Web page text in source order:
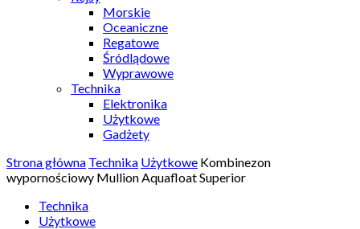
Morskie
Oceaniczne
Regatowe
Śródlądowe
Wyprawowe
Technika
Elektronika
Użytkowe
Gadżety
Strona główna Technika Użytkowe Kombinezon
wypornościowy Mullion Aquafloat Superior
Technika
Użytkowe